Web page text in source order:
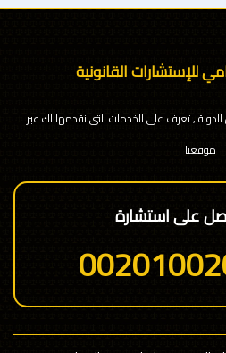
للإستشارات القانونية
, تعرف على الخدمات التى نقدمها لك عبر
موقعنا
على استشارة